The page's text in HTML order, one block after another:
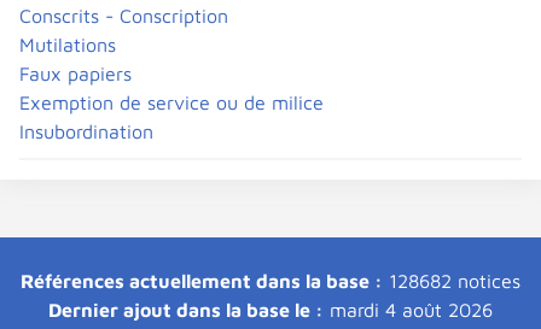
Conscrits - Conscription
Mutilations
Faux papiers
Exemption de service ou de milice
Insubordination
Références actuellement dans la base : 128682 notices
Dernier ajout dans la base le : mardi 4 août 2026